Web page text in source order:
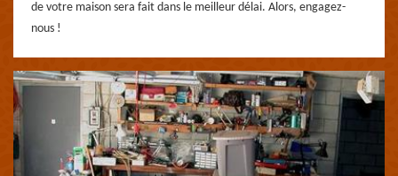
de votre maison sera fait dans le meilleur délai. Alors, engagez-
nous !